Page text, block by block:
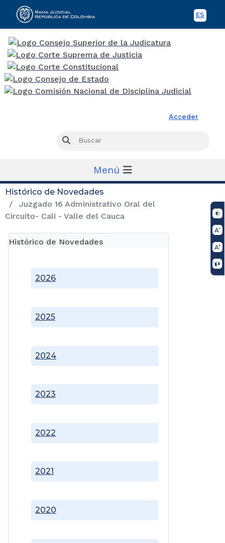
ES
Acceder
Buscar
Menú
Histórico de Novedades
Juzgado 16 Administrativo Oral del
Circuito- Cali - Valle del Cauca
Histórico de Novedades
2020
2021
2022
2023
2024
2025
2026